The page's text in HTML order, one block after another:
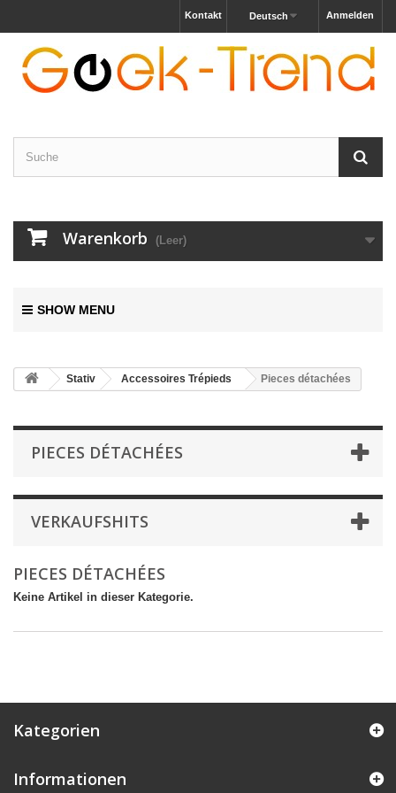
Anmelden
Deutsch
Kontakt
Warenkorb (Leer)
SHOW MENU
Stativ Accessoires Trépieds Pieces détachées
PIECES DÉTACHÉES
VERKAUFSHITS
PIECES DÉTACHÉES
Keine Artikel in dieser Kategorie.
Kategorien
Informationen